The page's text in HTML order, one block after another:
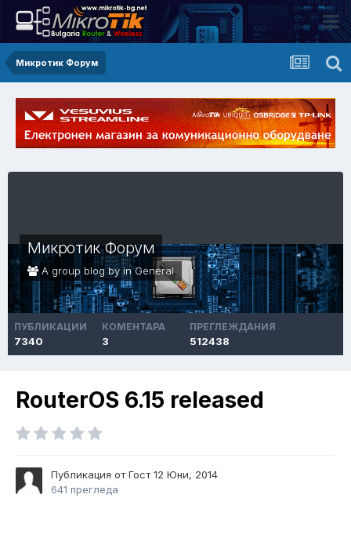
Микротик Форум
Микротик Форум
A group blog by inGeneral
ПУБЛИКАЦИИ
7340
КОМЕНТАРА
3
ПРЕГЛЕЖДАНИЯ
512438
RouterOS 6.15 released
Публикация от Гост12 Юни, 2014
641 прегледа